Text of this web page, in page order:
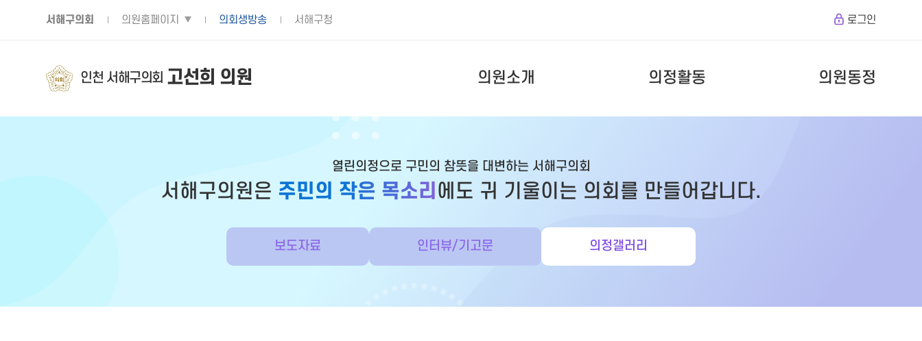
서해구의회 의원홈페이지 의회생방송 서해구청 로그인
인천 서해구의회 고선희 의원 의원소개 의정활동 의원동정
열린의정으로 구민의 참뜻을 대변하는 서해구의회
서해구의원은 주민의 작은 목소리 에도 귀 기울이는 의회를 만들어갑니다.
보도자료 인터뷰/기고문 의정갤러리